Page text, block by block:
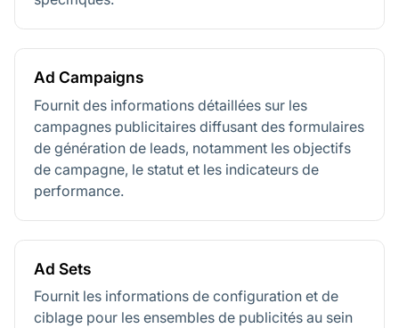
Ad Campaigns
Fournit des informations détaillées sur les
campagnes publicitaires diffusant des formulaires
de génération de leads, notamment les objectifs
de campagne, le statut et les indicateurs de
performance.
Ad Sets
Fournit les informations de configuration et de
ciblage pour les ensembles de publicités au sein